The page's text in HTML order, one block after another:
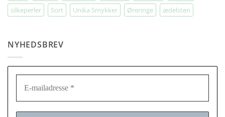
silkeperler
Sort Unika Smykker Øreringe ædelsten
NYHEDSBREV